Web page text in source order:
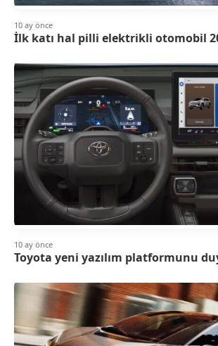
10 ay önce
İlk katı hal pilli elektrikli otomobil
10 ay önce
Toyota yeni yazılım platformunu